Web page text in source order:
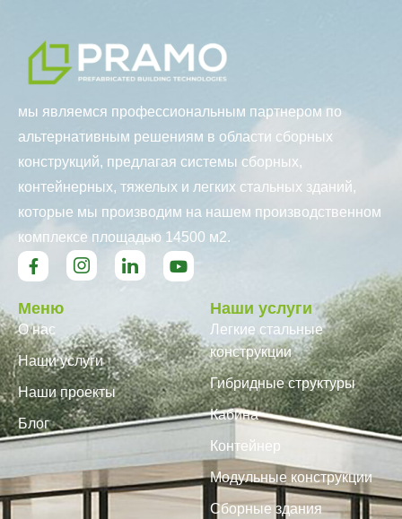
мы являемся профессиональным партнером по
альтернативным решениям в области сборных
конструкций, предлагая системы сборных,
контейнерных, тяжелых и легких стальных зданий,
которые мы производим на нашем производственном
комплексе площадью 14500 м2.
Меню
О нас
Наши услуги
Наши проекты
Блог
Наши услуги
Легкие стальные
конструкции
Гибридные структуры
Кабина
Контейнер
Модульные конструкции
Сборные здания